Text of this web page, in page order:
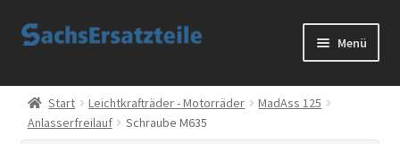
Zur
Zum
Menü
Start
AGB
Start Leichtkrafträder - Motorräder
MadAss 125
Anlasserfreilauf
Schraube M635